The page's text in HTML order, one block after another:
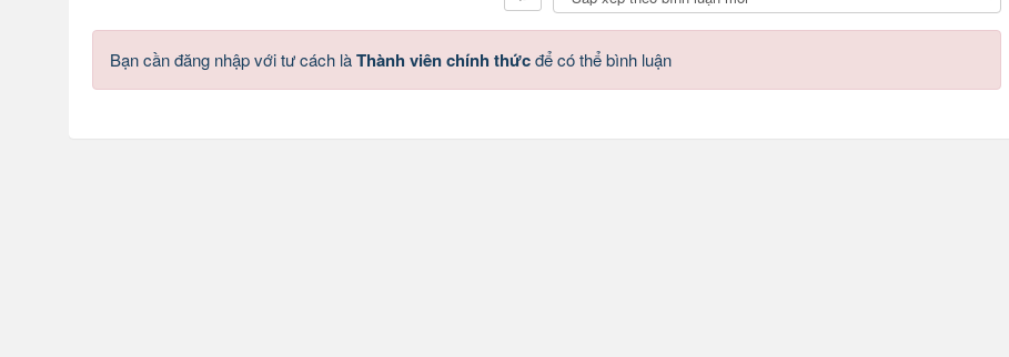
Bạn cần đăng nhập với tư cách làThành viên chính thứcđể có thể bình luận